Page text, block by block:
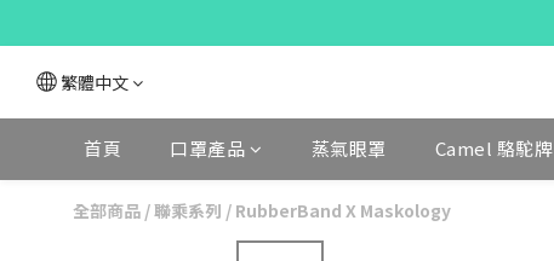
繁體中文
首頁 口罩產品 蒸氣眼罩 Camel 駱駝牌
全部商品 /聯乘系列 / RubberBand X Maskology